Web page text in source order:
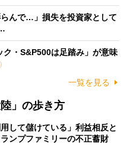
らんで…」損失を投資家として
ク・S&P500は足踏み」が意味
一覧を見る
」の歩き方
用して儲けている」利益相反と
ンプファミリーの不正蓄財